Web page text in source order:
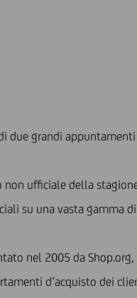
due grandi
ufficiale della
su una vasta gamma
nel 2005 da
d’acquisto dei